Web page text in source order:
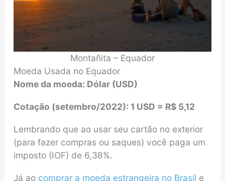
Montañita – Equador
Moeda Usada no Equador
Nome da moeda: Dólar (USD)
Cotação (setembro/2022): 1 USD = R$ 5,12
Lembrando que ao usar seu cartão no exterior
(para fazer compras ou saques) você paga um
imposto (IOF) de 6,38%.
Já ao comprar a moeda estrangeira no Brasil e